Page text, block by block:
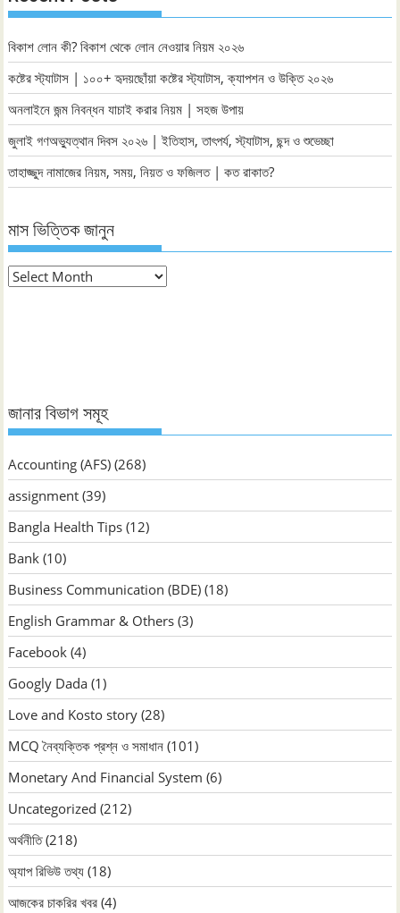
বিকাশ লোন কী? বিকাশ থেকে লোন নেওয়ার নিয়ম ২০২৬
কষ্টের স্ট্যাটাস | ১০০+ হৃদয়ছোঁয়া কষ্টের স্ট্যাটাস, ক্যাপশন ও উক্তি ২০২৬
অনলাইনে জন্ম নিবন্ধন যাচাই করার নিয়ম | সহজ উপায়
জুলাই গণঅভ্যুত্থান দিবস ২০২৬ | ইতিহাস, তাৎপর্য, স্ট্যাটাস, ছন্দ ও শুভেচ্ছা
তাহাজ্জুদ নামাজের নিয়ম, সময়, নিয়ত ও ফজিলত | কত রাকাত?
মাস ভিত্তিক জানুন
মাস
জানার বিভাগ সমূহ
Accounting (AFS) (268)
assignment (39)
Bangla Health Tips (12)
Bank (10)
Business Communication (BDE) (18)
English Grammar & Others (3)
Facebook (4)
Googly Dada (1)
Love and Kosto story (28)
MCQ নৈব্যক্তিক প্রশ্ন ও সমাধান (101)
Monetary And Financial System (6)
Uncategorized (212)
অর্থনীতি(218)
অ্যাপ রিভিউ তথ্য (18)
আজকের চাকরির খবর (4)